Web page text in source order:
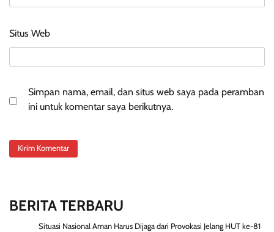
Situs Web
Simpan nama, email, dan situs web saya pada peramban
ini untuk komentar saya berikutnya.
BERITA TERBARU
Situasi Nasional Aman Harus Dijaga dari Provokasi Jelang HUT ke-81